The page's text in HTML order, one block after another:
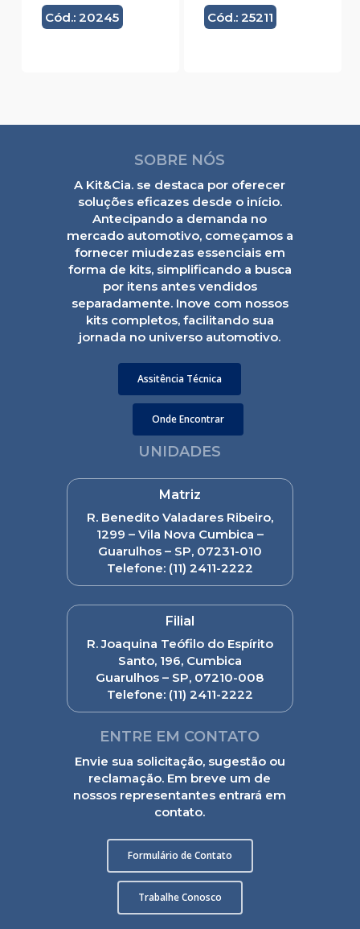
Cód.: 20245 Cód.: 25211
SOBRE NÓS
A Kit&Cia. se destaca por oferecer
soluções eficazes desde o início.
Antecipando a demanda no
mercado automotivo, começamos a
fornecer miudezas essenciais em
forma de kits, simplificando a busca
por itens antes vendidos
separadamente. Inove com nossos
kits completos, facilitando sua
jornada no universo automotivo.
Assitência Técnica
Onde Encontrar
UNIDADES
Matriz
R. Benedito Valadares Ribeiro,
1299 – Vila Nova Cumbica –
Guarulhos – SP, 07231-010
Telefone: (11) 2411-2222
Filial
R. Joaquina Teófilo do Espírito
Santo, 196, Cumbica
Guarulhos – SP, 07210-008
Telefone:(11) 2411-2222
ENTRE EM CONTATO
Envie sua solicitação, sugestão ou
reclamação. Em breve um de
nossos representantes entrará em
contato.
Formulário de Contato
Trabalhe Conosco